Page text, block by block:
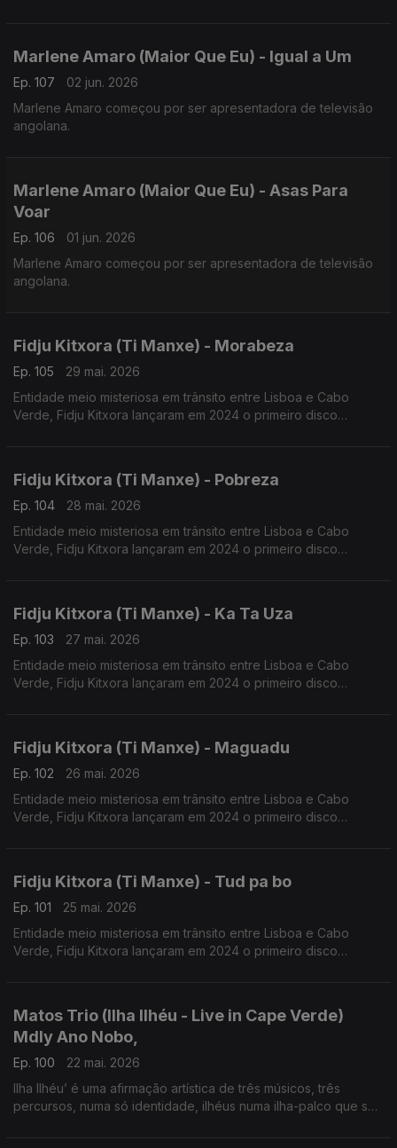
Marlene Amaro (Maior Que Eu) - Igual a Um
Ep. 107
02 jun. 2026
Marlene Amaro começou por ser apresentadora de televisão
angolana.
Marlene Amaro (Maior Que Eu) - Asas Para
Voar
Ep. 106
01 jun. 2026
Marlene Amaro começou por ser apresentadora de televisão
angolana.
Fidju Kitxora (Ti Manxe) - Morabeza
Ep. 105
29 mai. 2026
Entidade meio misteriosa em trânsito entre Lisboa e Cabo
Verde, Fidju Kitxora lançaram em 2024 o primeiro disco
Fidju Kitxora (Ti Manxe) - Pobreza
Ep. 104
28 mai. 2026
Entidade meio misteriosa em trânsito entre Lisboa e Cabo
Verde, Fidju Kitxora lançaram em 2024 o primeiro disco
Fidju Kitxora (Ti Manxe) - Ka Ta Uza
Ep. 103
27 mai. 2026
Entidade meio misteriosa em trânsito entre Lisboa e Cabo
Verde, Fidju Kitxora lançaram em 2024 o primeiro disco
Fidju Kitxora (Ti Manxe) - Maguadu
Ep. 102
26 mai. 2026
Entidade meio misteriosa em trânsito entre Lisboa e Cabo
Verde, Fidju Kitxora lançaram em 2024 o primeiro disco
Fidju Kitxora (Ti Manxe) - Tud pa bo
Ep. 101
25 mai. 2026
Entidade meio misteriosa em trânsito entre Lisboa e Cabo
Verde, Fidju Kitxora lançaram em 2024 o primeiro disco
Matos Trio (Ilha Ilhéu - Live in Cape Verde)
Mdly Ano Nobo,
Ep. 100
22 mai. 2026
Ilha Ilhéu’ é uma afirmação artística de três músicos, três
percursos, numa só identidade, ilhéus numa ilha-palco que se